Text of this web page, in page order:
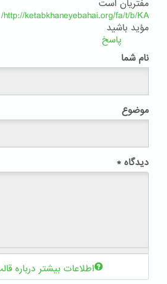
مفتریان است
http://ketabkhaneyebahai.org/fa/t/b/KA/
مؤید باشید
پاسخ
نام شما
موضوع
دیدگاه *
اطلاعات بیشتر درباره